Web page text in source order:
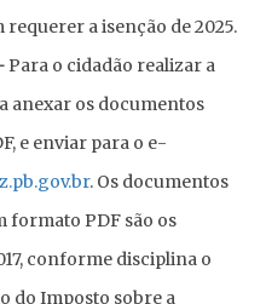
requerer a isenção de 2025.
Para o cidadão realizar a
anexar os documentos
e enviar para o e-
. Os documentos
formato PDF são os
conforme disciplina o
do Imposto sobre a